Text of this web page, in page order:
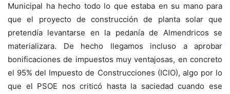
Municipal ha hecho todo lo que estaba en su mano para
que el proyecto de construcción de planta solar que
pretendía levantarse en la pedanía de Almendricos se
materializara. De hecho llegamos incluso a aprobar
bonificaciones de impuestos muy ventajosas, en concreto
el 95% del Impuesto de Construcciones (ICIO), algo por lo
que el PSOE nos criticó hasta la saciedad cuando ese